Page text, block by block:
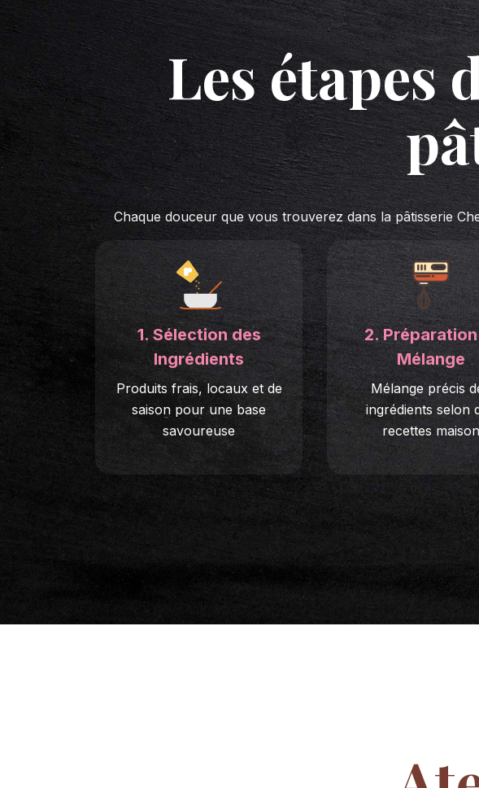
Les étapes
Chaque douceur que vous trouverez dans la pâtisserie
1. Sélection des
Ingrédients
Produits frais, locaux et de
saison pour une base
savoureuse
2.
Mélange
Mélange précis
ingrédients selon
recettes maison